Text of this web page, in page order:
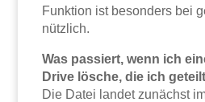
Funktion ist besonders bei
nützlich.
Was passiert, wenn ich
Drive lösche, die ich
Die Datei landet zunächst